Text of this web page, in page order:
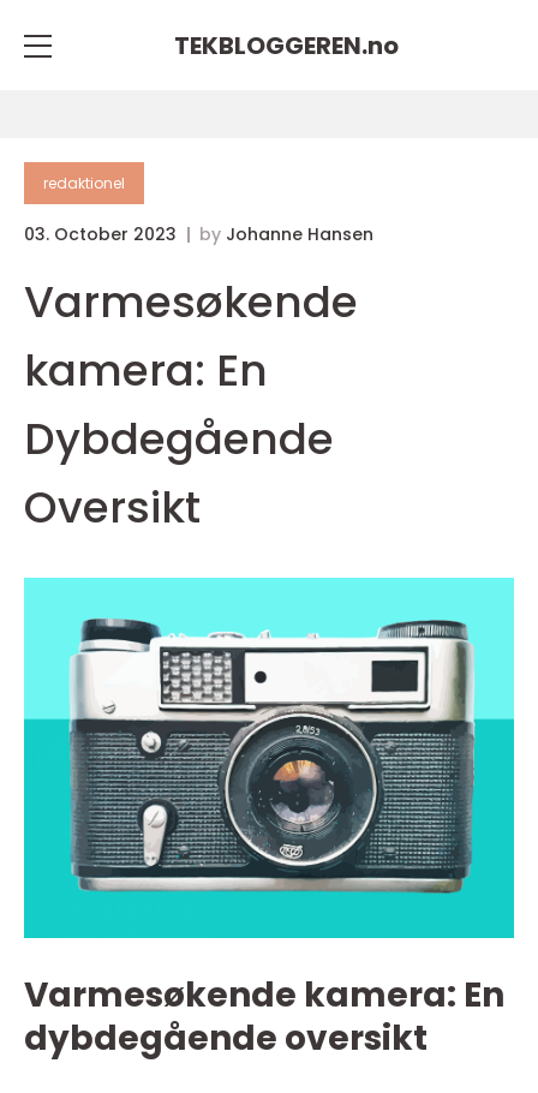
TEKBLOGGEREN.no
redaktionel
03. October 2023 by Johanne Hansen
Varmesøkende
kamera: En
Dybdegående
Oversikt
Varmesøkende kamera: En
dybdegående oversikt